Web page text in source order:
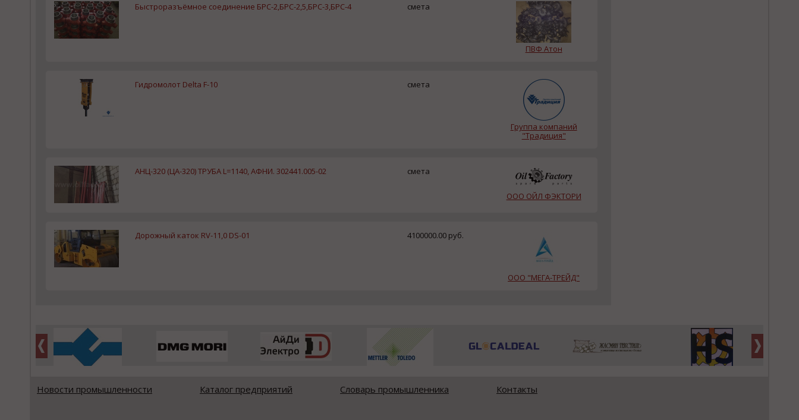
Быстроразъёмное соединение БРС-2,БРС-2,5,БРС-3,БРС-4 смета
ПВФ Атон
Гидромолот Delta F-10 смета
Группа компаний
"Традиция"
АНЦ-320 (ЦА-320) ТРУБА L=1140, АФНИ. 302441.005-02 смета
ООО ОЙЛ ФЭКТОРИ
Дорожный каток RV-11,0 DS-01 4100000.00 руб.
ООО "МЕГА-ТРЕЙД"
Новости промышленности Каталог предприятий Словарь промышленника Контакты